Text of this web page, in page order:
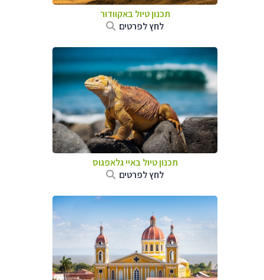
תכנון טיול באקוודור
לחץ לפרטים
תכנון טיול באיי גלאפגוס
לחץ לפרטים